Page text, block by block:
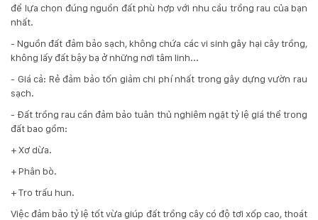
để lựa chọn đúng nguồn đất phù hợp với nhu cầu trồng rau của bạn
nhất.
- Nguồn đất đảm bảo sạch, không chứa các vi sinh gây hại cây trồng,
không lấy đất bậy bạ ở những nơi tâm linh...
- Giá cả: Rẻ đảm bảo tốn giảm chi phí nhất trong gây dựng vườn rau
sạch.
- Đất trồng rau cần đảm bảo tuân thủ nghiêm ngặt tỷ lệ giá thể trong
đất bao gồm:
+ Xơ dừa.
+ Phân bò.
+ Tro trấu hun.
Việc đảm bảo tỷ lệ tốt vừa giúp đất trồng cây có độ tơi xốp cao, thoát